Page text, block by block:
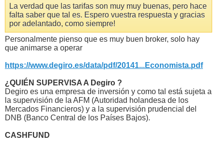
La verdad que las tarifas son muy muy buenas, pero hace
falta saber que tal es. Espero vuestra respuesta y gracias
por adelantado, como siempre!
Personalmente pienso que es muy buen broker, solo hay
que animarse a operar
https://www.degiro.es/data/pdf/20141...Economista.pdf
¿QUIÉN SUPERVISA A Degiro ?
Degiro es una empresa de inversión y como tal está sujeta a
la supervisión de la AFM (Autoridad holandesa de los
Mercados Financieros) y a la supervisión prudencial del
DNB (Banco Central de los Países Bajos).
CASHFUND